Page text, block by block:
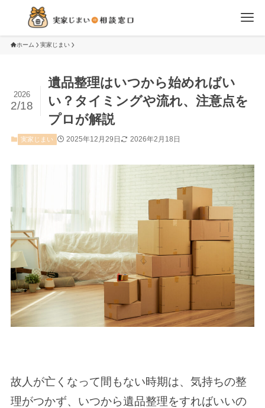
ホーム 実家じまい
遺品整理はいつから始めればい
い？タイミングや流れ、注意点を
プロが解説
2026
2/18
実家じまい 2025年12月29日 2026年2月18日
故人が亡くなって間もない時期は、気持ちの整
理がつかず、いつから遺品整理をすればいいの